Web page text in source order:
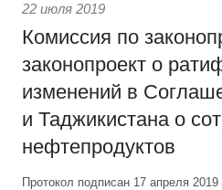
22 июля 2019
Комиссия по
законопроект о
изменений в
и Таджикистана о
нефтепродуктов
Протокол подписан 17 апреля